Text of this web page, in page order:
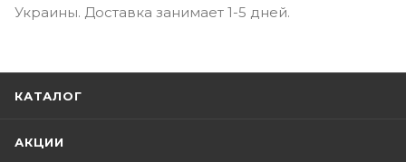
Украины. Доставка занимает 1-5 дней.
КАТАЛОГ
АКЦИИ